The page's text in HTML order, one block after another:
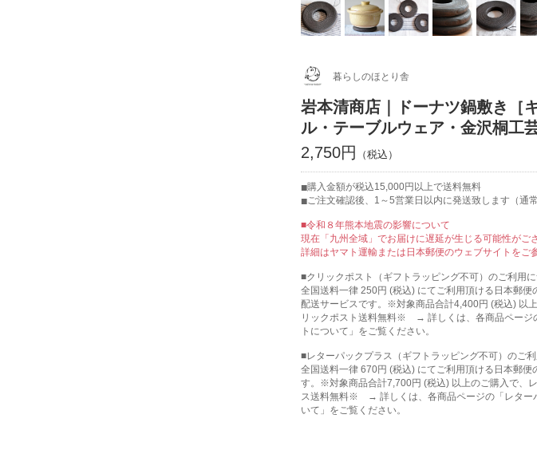
暮らしのほとり舎
岩本清商店｜ドーナツ鍋敷き［
ル・テーブルウェア・金沢桐工芸
2,750円
購入金額が税込15,000円以上で送料無料
ご注文確認後、1～5営業日以内に発送致します（通常
■令和８年熊本地震の影響について
現在「九州全域」でお届けに遅延が生じる可能性がご
詳細はヤマト運輸または日本郵便のウェブサイトをご
■クリックポスト（ギフトラッピング不可）のご利用
全国送料一律 250円 (税込) にてご利用頂ける日本郵便
配送サービスです。※対象商品合計4,400円 (税込) 以
リックポスト送料無料※ → 詳しくは、各商品ページ
トについて」をご覧ください。
■レターパックプラス（ギフトラッピング不可）のご
全国送料一律 670円 (税込) にてご利用頂ける日本郵便
す。※対象商品合計7,700円 (税込) 以上のご購入で、
ス送料無料※ → 詳しくは、各商品ページの「レター
いて」をご覧ください。